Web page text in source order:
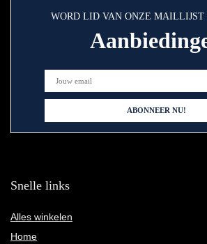
WORD LID VAN ONZE MAILLIJST
Snelle links
Alles winkelen
Home